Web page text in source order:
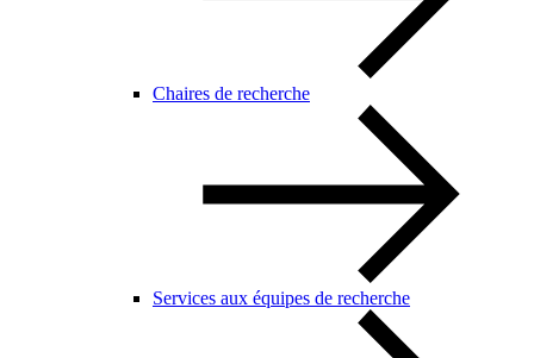
Chaires de recherche
Services aux équipes de recherche